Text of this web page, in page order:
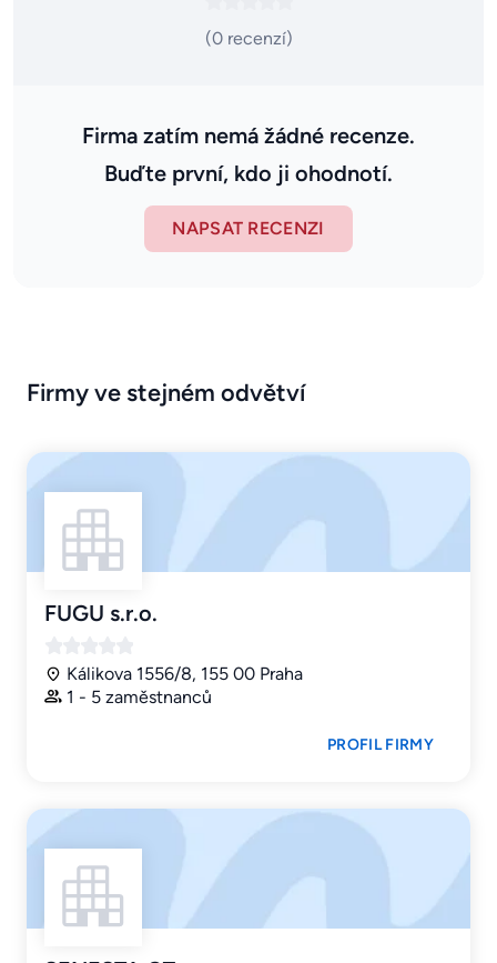
(0 recenzí)
Firma zatím nemá žádné recenze.
Buďte první, kdo ji ohodnotí.
NAPSAT RECENZI
Firmy ve stejném odvětví
FUGU s.r.o.
Kálikova 1556/8, 155 00 Praha
1 - 5 zaměstnanců
PROFIL FIRMY